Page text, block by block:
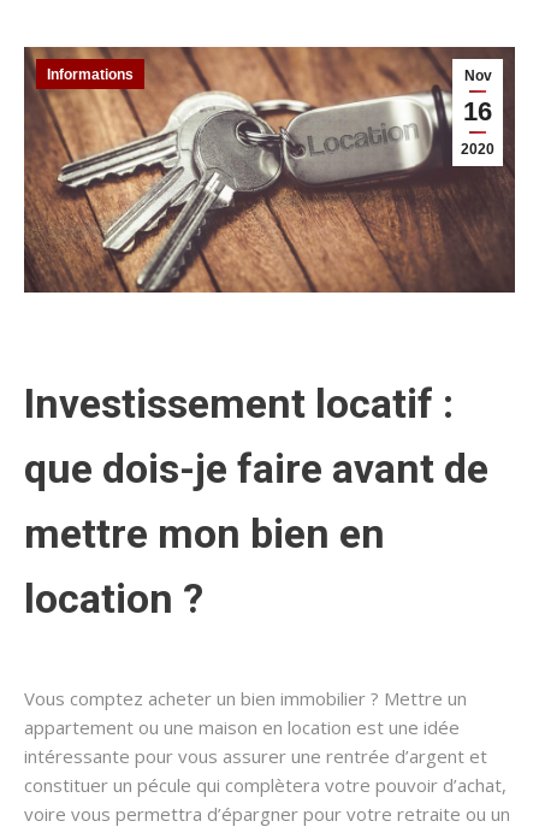
Nov
16
2020
Informations
Investissement locatif :
que dois-je faire avant de
mettre mon bien en
location ?
Vous comptez acheter un bien immobilier ? Mettre un
appartement ou une maison en location est une idée
intéressante pour vous assurer une rentrée d’argent et
constituer un pécule qui complètera votre pouvoir d’achat,
voire vous permettra d’épargner pour votre retraite ou un